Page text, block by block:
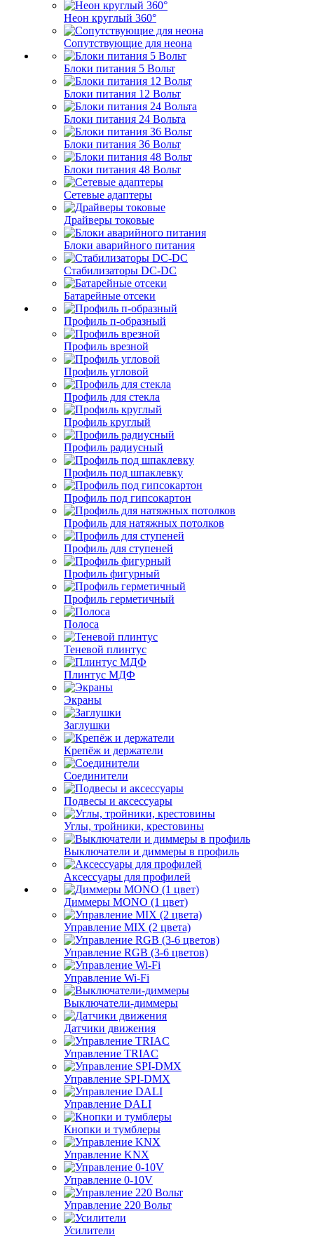
Неон круглый 360°
Сопутствующие для неона
Блоки питания 5 Вольт
Блоки питания 12 Вольт
Блоки питания 24 Вольта
Блоки питания 36 Вольт
Блоки питания 48 Вольт
Сетевые адаптеры
Драйверы токовые
Блоки аварийного питания
Стабилизаторы DC-DC
Батарейные отсеки
Профиль п-образный
Профиль врезной
Профиль угловой
Профиль для стекла
Профиль круглый
Профиль радиусный
Профиль под шпаклевку
Профиль под гипсокартон
Профиль для натяжных потолков
Профиль для ступеней
Профиль фигурный
Профиль герметичный
Полоса
Теневой плинтус
Плинтус МДФ
Экраны
Заглушки
Крепёж и держатели
Соединители
Подвесы и аксессуары
Углы, тройники, крестовины
Выключатели и диммеры в профиль
Аксессуары для профилей
Диммеры MONO (1 цвет)
Управление MIX (2 цвета)
Управление RGB (3-6 цветов)
Управление Wi-Fi
Выключатели-диммеры
Датчики движения
Управление TRIAC
Управление SPI-DMX
Управление DALI
Кнопки и тумблеры
Управление KNX
Управление 0-10V
Управление 220 Вольт
Усилители